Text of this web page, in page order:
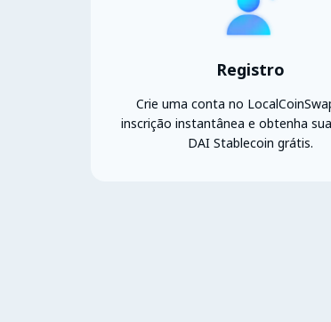
Registro
Crie uma conta no
inscrição instantânea e obtenha
DAI Stablecoin grátis.